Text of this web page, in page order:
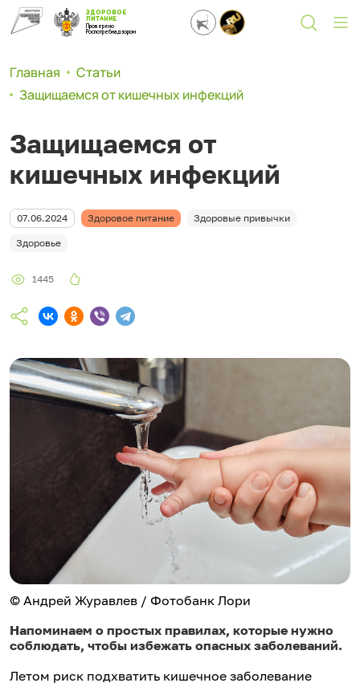
ЗДОРОВОЕ
ПИТАНИЕ
Проверено
Роспотребнадзором
Главная
Статьи
Защищаемся от кишечных инфекций
Защищаемся от
кишечных инфекций
07.06.2024 Здоровое питание Здоровые привычки
Здоровье
1445
© Андрей Журавлев / Фотобанк Лори
Напоминаем о простых правилах, которые нужно
соблюдать, чтобы избежать опасных заболеваний.
Летом риск подхватить кишечное заболевание